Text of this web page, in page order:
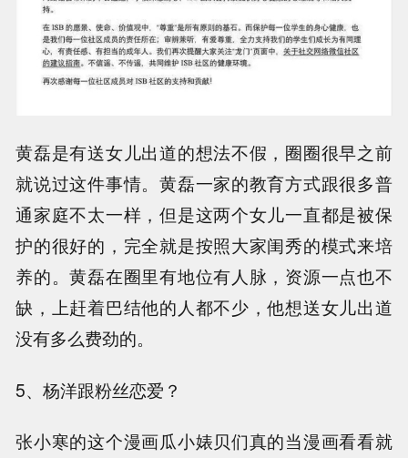
黄磊是有送女儿出道的想法不假，圈圈很早之前
就说过这件事情。黄磊一家的教育方式跟很多普
通家庭不太一样，但是这两个女儿一直都是被保
护的很好的，完全就是按照大家闺秀的模式来培
养的。黄磊在圈里有地位有人脉，资源一点也不
缺，上赶着巴结他的人都不少，他想送女儿出道
没有多么费劲的。
5、杨洋跟粉丝恋爱？
张小寒的这个漫画瓜小婊贝们真的当漫画看看就